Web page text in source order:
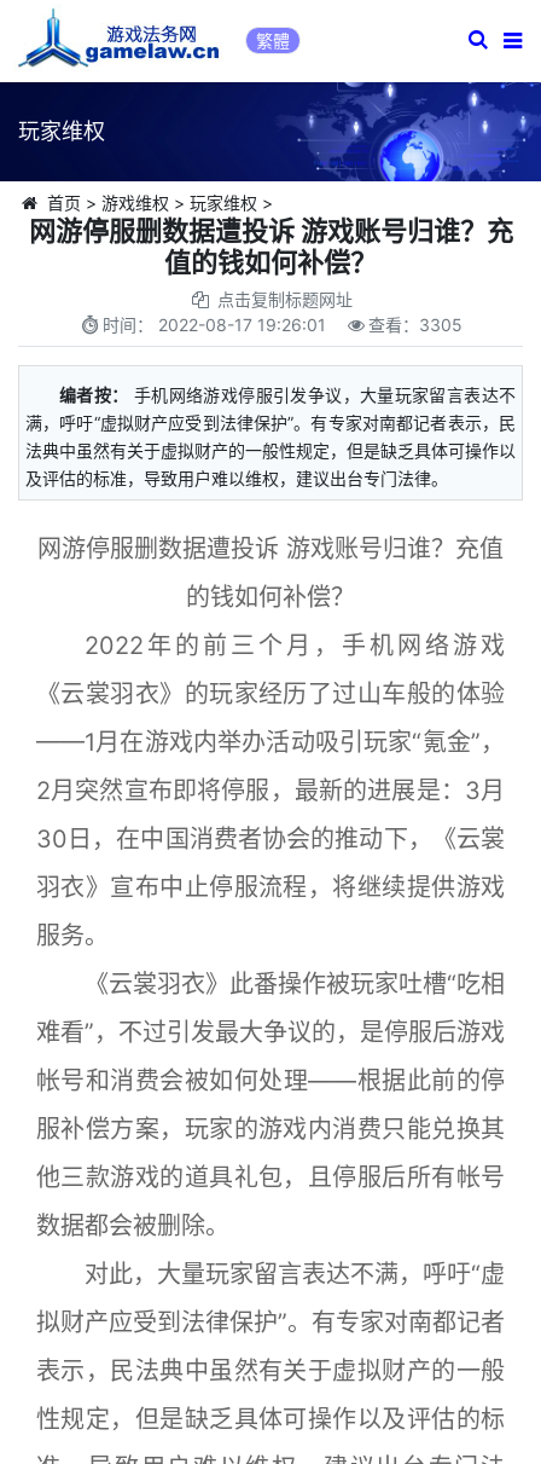
繁體
玩家维权
首页 > 游戏维权 > 玩家维权 >
网游停服删数据遭投诉 游戏账号归谁？充
值的钱如何补偿？
点击复制标题网址
时间： 2022-08-17 19:26:01 查看： 3305
编者按：
手机网络游戏停服引发争议，大量玩家留言表达不
满，呼吁“虚拟财产应受到法律保护”。有专家对南都记者表示，民
法典中虽然有关于虚拟财产的一般性规定，但是缺乏具体可操作以
及评估的标准，导致用户难以维权，建议出台专门法律。
网游停服删数据遭投诉 游戏账号归谁？充值
的钱如何补偿？
2022年的前三个月，手机网络游戏
《云裳羽衣》的玩家经历了过山车般的体验
——1月在游戏内举办活动吸引玩家“氪金”，
2月突然宣布即将停服，最新的进展是：3月
30日，在中国消费者协会的推动下，《云裳
羽衣》宣布中止停服流程，将继续提供游戏
服务。
《云裳羽衣》此番操作被玩家吐槽“吃相
难看”，不过引发最大争议的，是停服后游戏
帐号和消费会被如何处理——根据此前的停
服补偿方案，玩家的游戏内消费只能兑换其
他三款游戏的道具礼包，且停服后所有帐号
数据都会被删除。
对此，大量玩家留言表达不满，呼吁“虚
拟财产应受到法律保护”。有专家对南都记者
表示，民法典中虽然有关于虚拟财产的一般
性规定，但是缺乏具体可操作以及评估的标